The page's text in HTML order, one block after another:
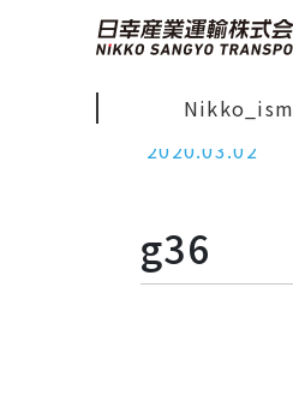
Nikko_ism
2020.03.02
g36